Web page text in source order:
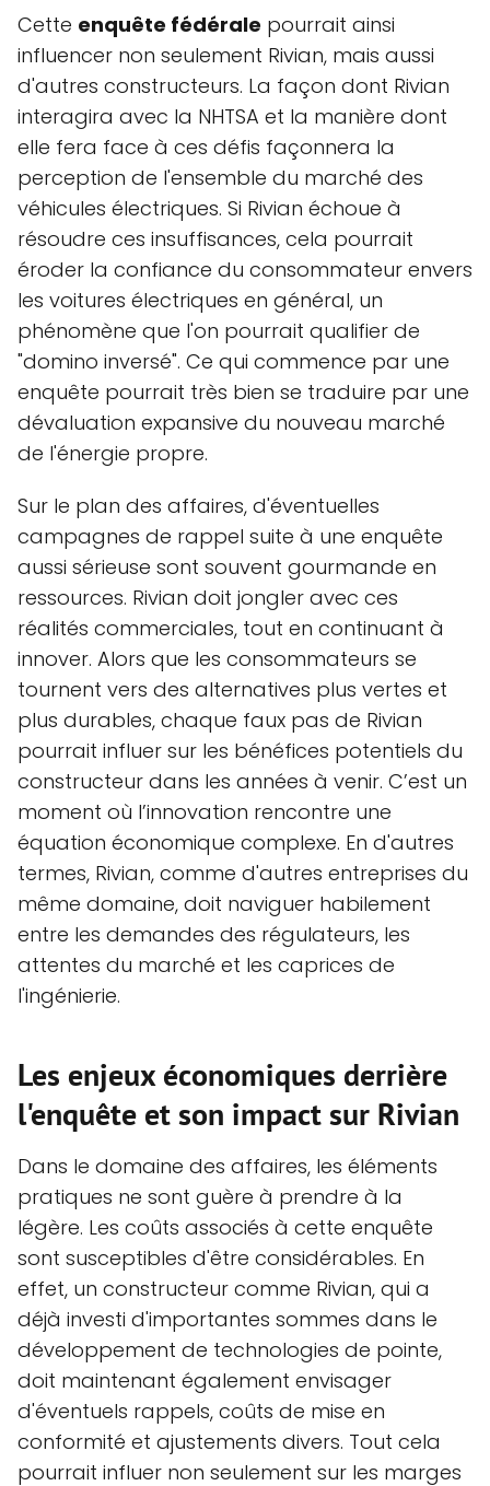
Cette enquête fédérale pourrait ainsi
influencer non seulement Rivian, mais aussi
d'autres constructeurs. La façon dont Rivian
interagira avec la NHTSA et la manière dont
elle fera face à ces défis façonnera la
perception de l'ensemble du marché des
véhicules électriques. Si Rivian échoue à
résoudre ces insuffisances, cela pourrait
éroder la confiance du consommateur envers
les voitures électriques en général, un
phénomène que l'on pourrait qualifier de
"domino inversé". Ce qui commence par une
enquête pourrait très bien se traduire par une
dévaluation expansive du nouveau marché
de l'énergie propre.
Sur le plan des affaires, d'éventuelles
campagnes de rappel suite à une enquête
aussi sérieuse sont souvent gourmande en
ressources. Rivian doit jongler avec ces
réalités commerciales, tout en continuant à
innover. Alors que les consommateurs se
tournent vers des alternatives plus vertes et
plus durables, chaque faux pas de Rivian
pourrait influer sur les bénéfices potentiels du
constructeur dans les années à venir. C’est un
moment où l’innovation rencontre une
équation économique complexe. En d'autres
termes, Rivian, comme d'autres entreprises du
même domaine, doit naviguer habilement
entre les demandes des régulateurs, les
attentes du marché et les caprices de
l'ingénierie.
Les enjeux économiques derrière
l'enquête et son impact sur Rivian
Dans le domaine des affaires, les éléments
pratiques ne sont guère à prendre à la
légère. Les coûts associés à cette enquête
sont susceptibles d'être considérables. En
effet, un constructeur comme Rivian, qui a
déjà investi d'importantes sommes dans le
développement de technologies de pointe,
doit maintenant également envisager
d'éventuels rappels, coûts de mise en
conformité et ajustements divers. Tout cela
pourrait influer non seulement sur les marges